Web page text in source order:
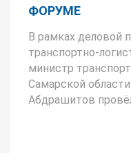
ФОРУМЕ
В рамках деловой
транспортно-
министр
Самарской
Абдрашитов